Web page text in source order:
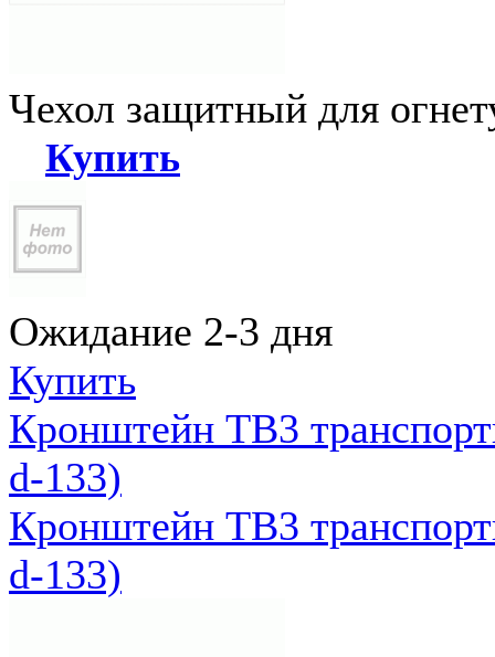
Чехол защитный для
Купить
Ожидание 2-3 дня
Купить
Кронштейн ТВ3
d-133)
Кронштейн ТВ3
d-133)